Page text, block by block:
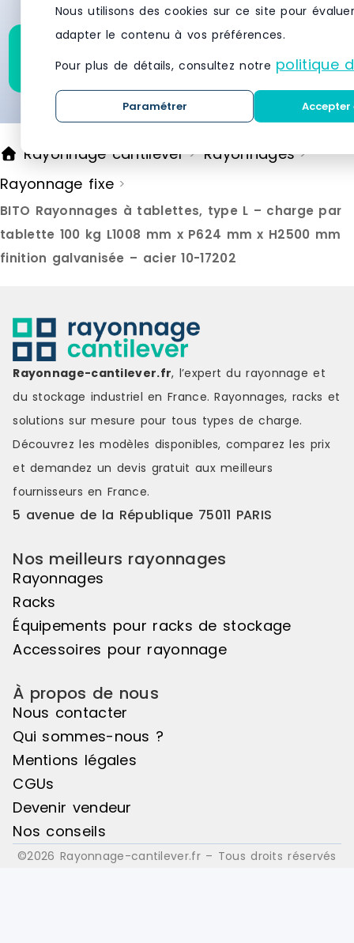
époxy-polyester résistant aux
chocs et à la corrosion.
Assemblage par visserie
métallique incluse, offrant stabilité
structurelle et facilité
d'entretien.Fabrication espagnole
Espagne sous certification ISO
constante, de processus contrôlés
SimonRack Matière : metal Prix de
livraison : 30.00 € Délai de
livraison : 9-11 jours ouvrés
époxy-
métallique
structurelle
certifiée Produit fabriqué en
Espagne
constante,
livraison :
en moins de 24 heures.
ce produit
Rayonnage cantilever > Rayonnages >
Rayonnage fixe >
BITO Rayonnages à tablettes, type L – charge par
tablette 100 kg L1008 mm x P624 mm x H2500 mm
finition galvanisée – acier 10-17202
Nous utilisons des cookies sur ce site pour
adapter le contenu à vos préférences.
Pour plus de détails, consultez notre politique
Paramétrer
Rayonnage-cantilever.fr, l’expert du rayonnage et
du stockage industriel en France. Rayonnages, racks et
solutions sur mesure pour tous types de charge.
Découvrez les modèles disponibles, comparez les prix
et demandez un devis gratuit aux meilleurs
fournisseurs en France.
5 avenue de la République 75011 PARIS
Nos meilleurs rayonnages
Rayonnages
Racks
Équipements pour racks de stockage
Accessoires pour rayonnage
À propos de nous
Nous contacter
Qui sommes-nous ?
Mentions légales
CGUs
Devenir vendeur
Nos conseils
©2026 Rayonnage-cantilever.fr – Tous droits réservés